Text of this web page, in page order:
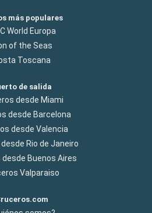
más populares
World Europa
of the Seas
Toscana
de salida
desde Miami
desde Barcelona
desde Valencia
Rio de Janeiro
Buenos Aires
Valparaiso